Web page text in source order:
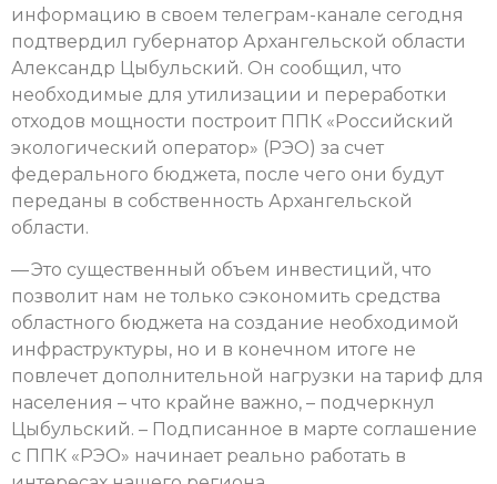
информацию в своем телеграм-канале сегодня
подтвердил губернатор Архангельской области
Александр Цыбульский. Он сообщил, что
необходимые для утилизации и переработки
отходов мощности построит ППК «Российский
экологический оператор» (РЭО) за счет
федерального бюджета, после чего они будут
переданы в собственность Архангельской
области.
— Это существенный объем инвестиций, что
позволит нам не только сэкономить средства
областного бюджета на создание необходимой
инфраструктуры, но и в конечном итоге не
повлечет дополнительной нагрузки на тариф для
населения – что крайне важно, – подчеркнул
Цыбульский. – Подписанное в марте соглашение
с ППК «РЭО» начинает реально работать в